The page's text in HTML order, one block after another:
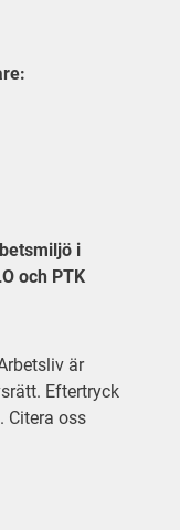
i
och PTK
är
Eftertryck
Citera oss